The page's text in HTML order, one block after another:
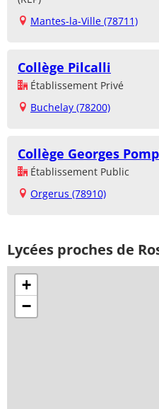
Mantes-la-Ville (78711)
Collège Pilcalli
Établissement Privé
Buchelay (78200)
Collège Georges
Établissement Public
Orgerus (78910)
Lycées proches de
+
−